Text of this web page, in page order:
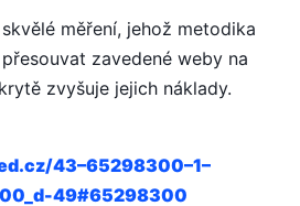
měření, jehož metodika
zavedené weby na
zvyšuje jejich náklady.
43–65298300–1–
49#65298300